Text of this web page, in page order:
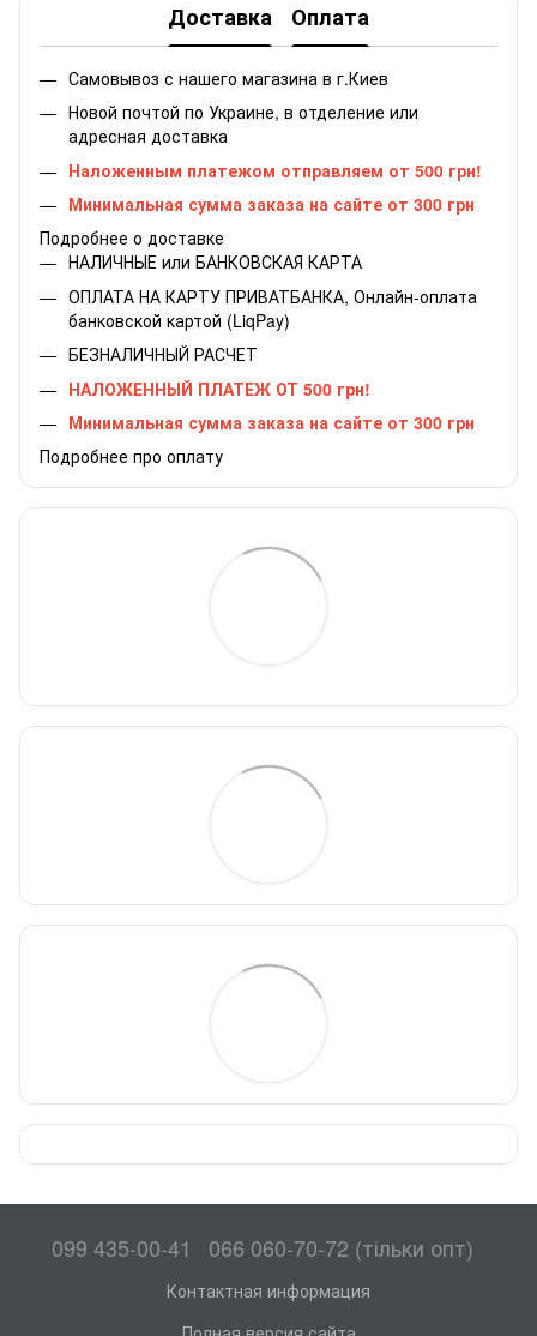
Доставка Оплата
Самовывоз с нашего магазина в г.Киев
Новой почтой по Украине, в отделение или
адресная доставка
Наложенным платежом отправляем от 500 грн!
Минимальная сумма заказа на сайте от 300 грн
Подробнее о доставке
НАЛИЧНЫЕ или БАНКОВСКАЯ КАРТА
ОПЛАТА НА КАРТУ ПРИВАТБАНКА, Онлайн-оплата
банковской картой (LiqPay)
БЕЗНАЛИЧНЫЙ РАСЧЕТ
НАЛОЖЕННЫЙ ПЛАТЕЖ ОТ 500 грн!
Минимальная сумма заказа на сайте от 300 грн
Подробнее про оплату
099 435-00-41 066 060-70-72 (тільки опт)
Контактная информация